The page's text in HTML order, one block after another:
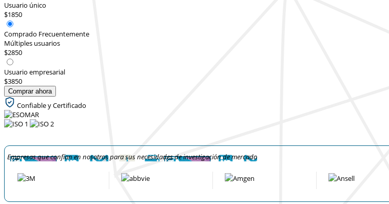
Usuario único
$1850
Comprado Frecuentemente
Múltiples usuarios
$2850
Usuario empresarial
$3850
Comprar ahora
Confiable y Certificado
Empresas que confían en nosotros para sus necesidades de investigación de mercado